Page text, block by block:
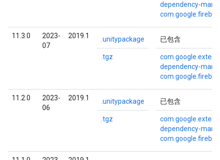
dependency-
11.3.0
2023-
07
2019.1 .unitypackage
.tgz
已包含
dependency-
11.2.0
2023-
06
2019.1 .unitypackage
.tgz
已包含
dependency-